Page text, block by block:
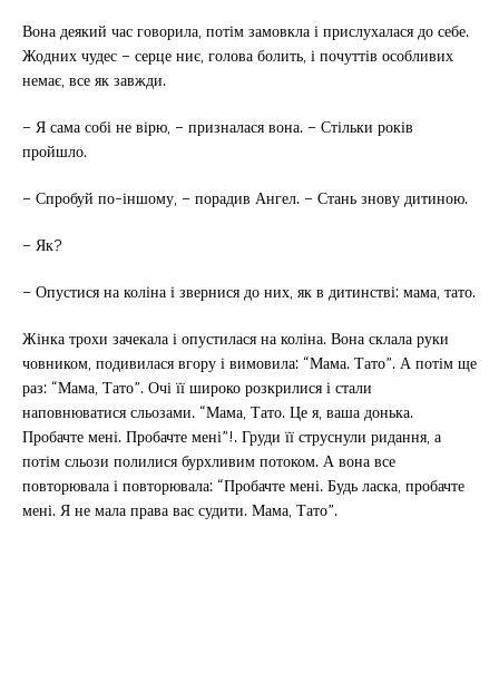
Вона деякий час говорила, потім замовкла і прислухалася до себе.
Жодних чудес – серце ниє, голова болить, і почуттів особливих
немає, все як завжди.
– Я сама собі не вірю, – призналася вона. – Стільки років
пройшло.
– Спробуй по-іншому, – порадив Ангел. – Стань знову дитиною.
– Як?
– Опустися на коліна і звернися до них, як в дитинстві: мама, тато.
Жінка трохи зачекала і опустилася на коліна. Вона склала руки
човником, подивилася вгору і вимовила: “Мама. Тато”. А потім ще
раз: “Мама, Тато”. Очі її широко розкрилися і стали
наповнюватися сльозами. “Мама, Тато. Це я, ваша донька.
Пробачте мені. Пробачте мені”!. Груди її струснули ридання, а
потім сльози полилися бурхливим потоком. А вона все
повторювала і повторювала: “Пробачте мені. Будь ласка, пробачте
мені. Я не мала права вас судити. Мама, Тато”.